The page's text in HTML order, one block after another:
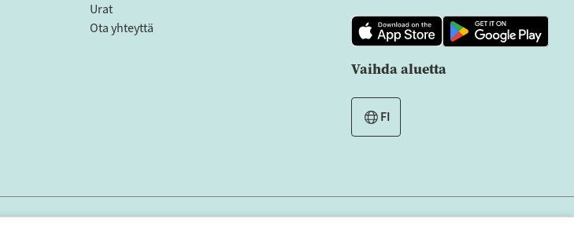
Urat
Ota yhteyttä
Vaihda aluetta
FI